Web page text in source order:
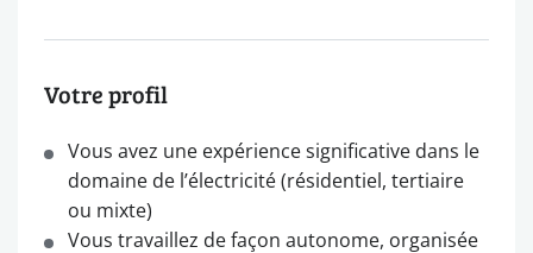
Votre profil
Vous avez une expérience significative dans le
domaine de l’électricité (résidentiel, tertiaire
ou mixte)
Vous travaillez de façon autonome, organisée